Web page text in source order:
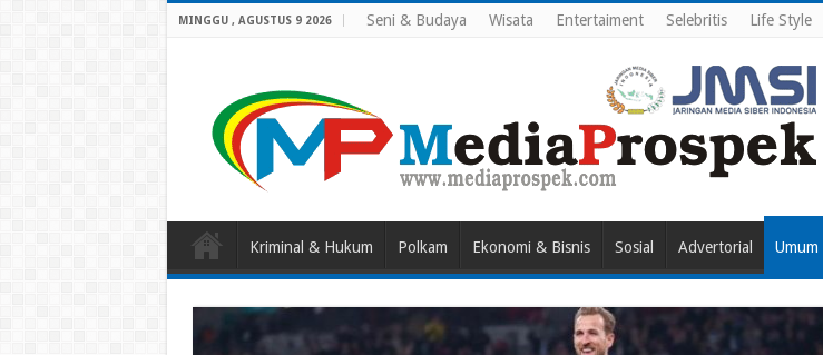
MINGGU , AGUSTUS 9 2026 Seni & Budaya Wisata Entertaiment Selebritis Life Style
Kriminal & Hukum Polkam Ekonomi & Bisnis Sosial Advertorial Umum